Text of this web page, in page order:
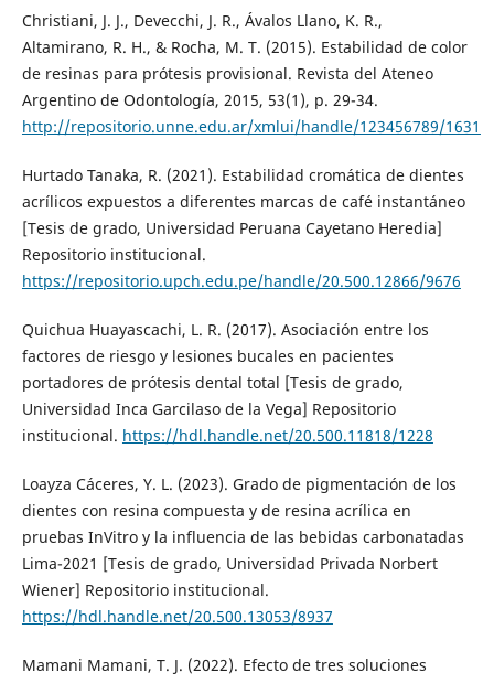
Christiani, J. J., Devecchi, J. R., Ávalos Llano, K. R.,
Altamirano, R. H., & Rocha, M. T. (2015). Estabilidad de color
de resinas para prótesis provisional. Revista del Ateneo
Argentino de Odontología, 2015, 53(1), p. 29-34.
http://repositorio.unne.edu.ar/xmlui/handle/123456789/1631
Hurtado Tanaka, R. (2021). Estabilidad cromática de dientes
acrílicos expuestos a diferentes marcas de café instantáneo
[Tesis de grado, Universidad Peruana Cayetano Heredia]
Repositorio institucional.
https://repositorio.upch.edu.pe/handle/20.500.12866/9676
Quichua Huayascachi, L. R. (2017). Asociación entre los
factores de riesgo y lesiones bucales en pacientes
portadores de prótesis dental total [Tesis de grado,
Universidad Inca Garcilaso de la Vega] Repositorio
institucional. https://hdl.handle.net/20.500.11818/1228
Loayza Cáceres, Y. L. (2023). Grado de pigmentación de los
dientes con resina compuesta y de resina acrílica en
pruebas InVitro y la influencia de las bebidas carbonatadas
Lima-2021 [Tesis de grado, Universidad Privada Norbert
Wiener] Repositorio institucional.
https://hdl.handle.net/20.500.13053/8937
Mamani Mamani, T. J. (2022). Efecto de tres soluciones